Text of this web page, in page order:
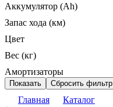
Аккумулятор (Ah)
Запас хода (км)
Цвет
Вес (кг)
Амортизаторы
Показать Сбросить фильтр
Главная
Каталог